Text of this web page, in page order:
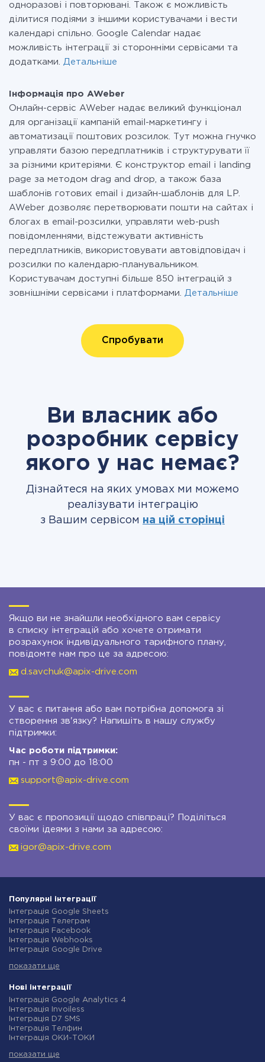
одноразові і повторювані. Також є можливість
ділитися подіями з іншими користувачами і вести
календарі спільно. Google Calendar надає
можливість інтеграції зі сторонніми сервісами та
додатками. Детальніше
Інформація про AWeber
Онлайн-сервіс AWeber надає великий функціонал
для організації кампаній email-маркетингу і
автоматизації поштових розсилок. Тут можна гнучко
управляти базою передплатників і структурувати її
за різними критеріями. Є конструктор email і landing
page за методом drag and drop, а також база
шаблонів готових email і дизайн-шаблонів для LP.
AWeber дозволяє перетворювати пошти на сайтах і
блогах в email-розсилки, управляти web-push
повідомленнями, відстежувати активність
передплатників, використовувати автовідповідач і
розсилки по календарю-планувальником.
Користувачам доступні більше 850 інтеграцій з
зовнішніми сервісами і платформами. Детальніше
Спробувати
Ви власник або
розробник сервісу
якого у нас немає?
Дізнайтеся на яких умовах ми можемо
реалізувати інтеграцію
з Вашим сервісом на цій сторінці
Якщо ви не знайшли необхідного вам сервісу
в списку інтеграцій або хочете отримати
розрахунок індивідуального тарифного плану,
повідомте нам про це за адресою:
d.savchuk@apix-drive.com
У вас є питання або вам потрібна допомога зі
створення зв'язку? Напишіть в нашу службу
підтримки:
Час роботи підтримки:
пн - пт з 9:00 до 18:00
support@apix-drive.com
У вас є пропозиції щодо співпраці? Поділіться
своїми ідеями з нами за адресою:
igor@apix-drive.com
Популярні інтеграції
Інтеграція Google Sheets
Інтеграція Телеграм
Інтеграція Facebook
Інтеграція Webhooks
Інтеграція Google Drive
Інтеграція Gmail
Інтеграція Rozetka
Інтеграція OpenAI (ChatGPT)
Інтеграція Binotel
Інтеграція Prom
Інтеграція Приват24
Інтеграція OLX
Інтеграція SendPulse
показати ще
Нові інтеграції
Інтеграція Google Analytics 4
Інтеграція Invoiless
Інтеграція D7 SMS
Інтеграція Телфин
Інтеграція ОКИ-ТОКИ
Інтеграція Microsoft Dynamics 365
показати ще